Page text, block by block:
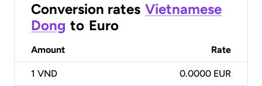
Conversion rates Vietnamese
Dong to Euro
Amount Rate
1 VND 0.0000 EUR